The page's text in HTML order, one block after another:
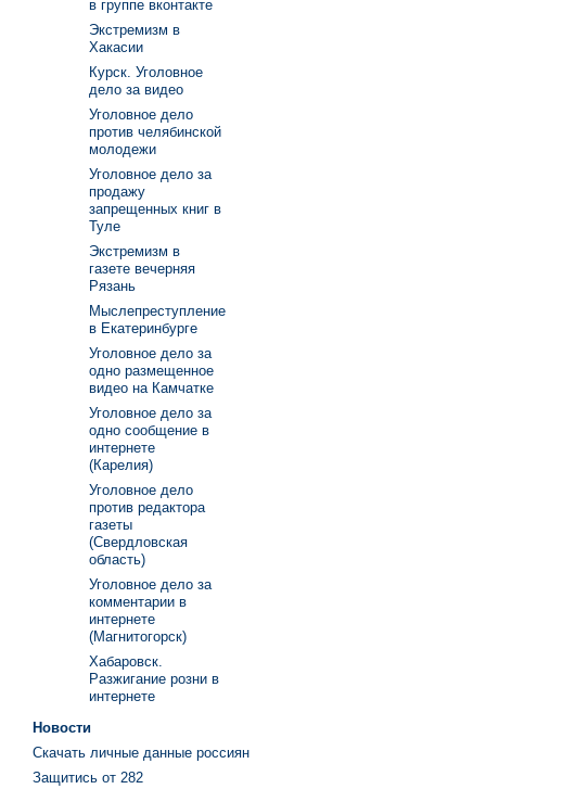
в группе вконтакте
Экстремизм в
Хакасии
Курск. Уголовное
дело за видео
Уголовное дело
против челябинской
молодежи
Уголовное дело за
продажу
запрещенных книг в
Туле
Экстремизм в
газете вечерняя
Рязань
Мыслепреступление
в Екатеринбурге
Уголовное дело за
одно размещенное
видео на Камчатке
Уголовное дело за
одно сообщение в
интернете
(Карелия)
Уголовное дело
против редактора
газеты
(Свердловская
область)
Уголовное дело за
комментарии в
интернете
(Магнитогорск)
Хабаровск.
Разжигание розни в
интернете
Новости
Скачать личные данные россиян
Защитись от 282